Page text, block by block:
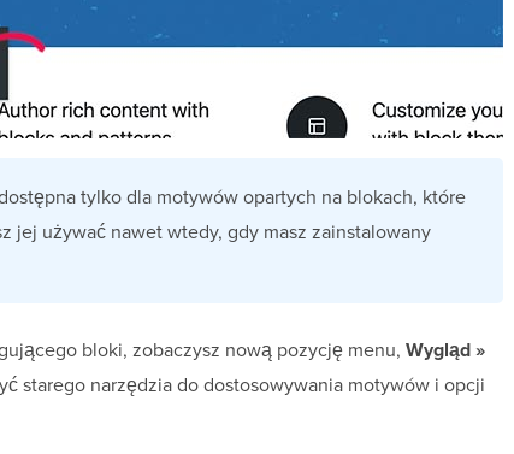
tylko dla motywów opartych na blokach, które
jej używać nawet wtedy, gdy masz zainstalowany
bloki, zobaczysz nową pozycję menu, Wygląd »
starego narzędzia do dostosowywania motywów i opcji